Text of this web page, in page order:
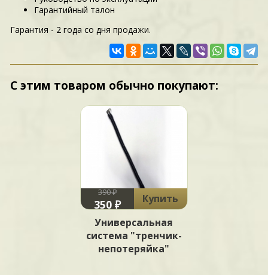
Гарантийный талон
Гарантия - 2 года со дня продажи.
С этим товаром обычно покупают:
390 ₽
350 ₽
Купить
Универсальная
система "тренчик-
непотеряйка"